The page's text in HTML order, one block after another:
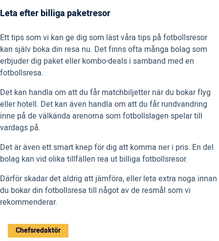
Leta efter billiga paketresor
Ett tips som vi kan ge dig som läst våra tips på fotbollsresor
kan själv boka din resa nu. Det finns ofta många bolag som
erbjuder dig paket eller kombo-deals i samband med en
fotbollsresa.
Det kan handla om att du får matchbiljetter när du bokar flyg
eller hotell. Det kan även handla om att du får rundvandring
inne på de välkända arenorna som fotbollslagen spelar till
vardags på.
Det är även ett smart knep för dig att komma ner i pris. En del
bolag kan vid olika tillfällen rea ut billiga fotbollsresor.
Därför skadar det aldrig att jämföra, eller leta extra noga innan
du bokar din fotbollsresa till något av de resmål som vi
rekommenderar.
Chefsredaktör